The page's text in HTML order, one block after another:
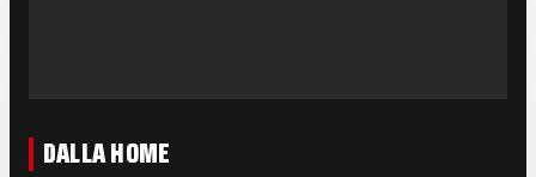
DALLA HOME